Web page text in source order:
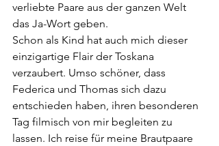
verliebte Paare aus der ganzen Welt
das Ja-Wort geben.
Schon als Kind hat auch mich dieser
einzigartige Flair der Toskana
verzaubert. Umso schöner, dass
Federica und Thomas sich dazu
entschieden haben, ihren besonderen
Tag filmisch von mir begleiten zu
lassen. Ich reise für meine Brautpaare